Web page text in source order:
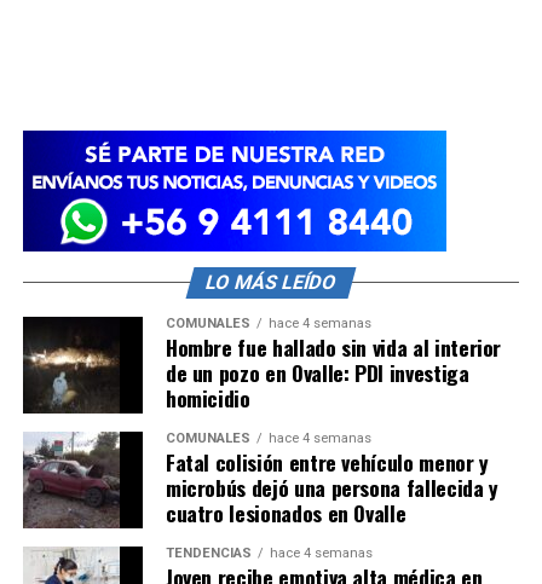
LO MÁS LEÍDO
COMUNALES hace 4 semanas
Hombre fue hallado sin vida al interior
de un pozo en Ovalle: PDI investiga
homicidio
COMUNALES hace 4 semanas
Fatal colisión entre vehículo menor y
microbús dejó una persona fallecida y
cuatro lesionados en Ovalle
TENDENCIAS hace 4 semanas
Joven recibe emotiva alta médica en